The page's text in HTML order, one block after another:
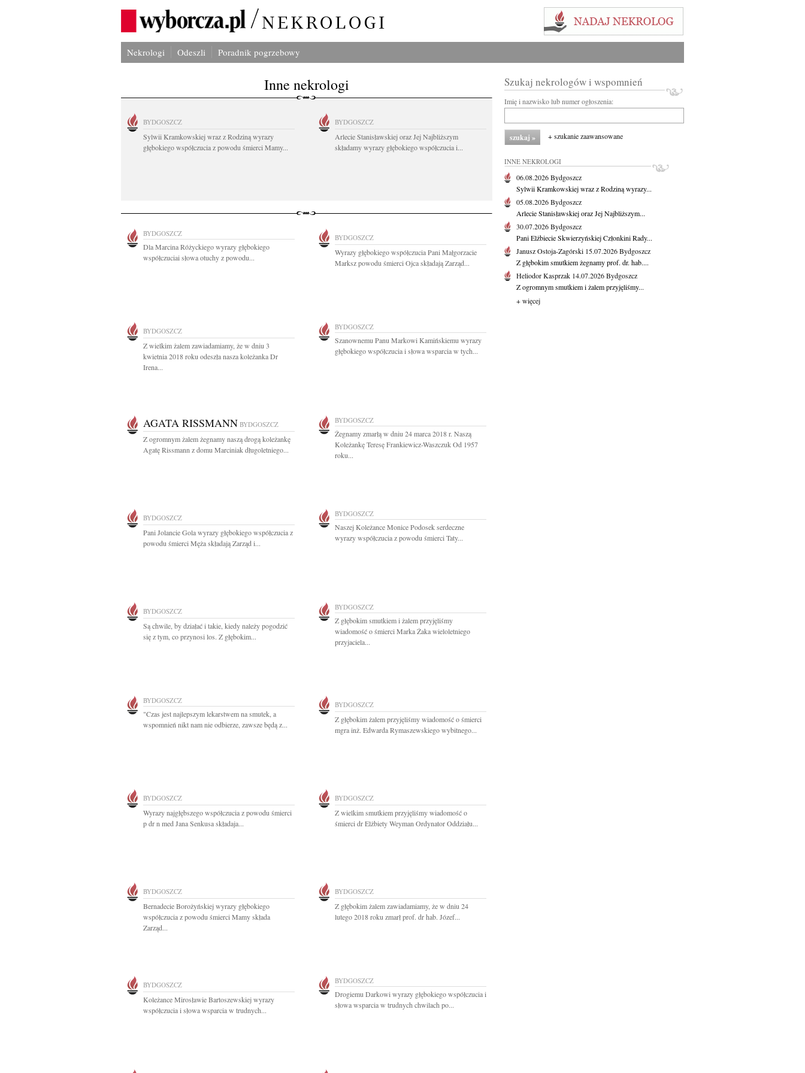
Nekrologi Odeszli Poradnik pogrzebowy
Inne nekrologi
BYDGOSZCZ
Sylwii Kramkowskiej wraz z Rodziną wyrazy
głębokiego współczucia z powodu śmierci Mamy...
BYDGOSZCZ
Arlecie Stanisławskiej oraz Jej Najbliższym
składamy wyrazy głębokiego współczucia i...
BYDGOSZCZ
Dla Marcina Różyckiego wyrazy głębokiego
współczuciai słowa otuchy z powodu...
BYDGOSZCZ
Wyrazy głębokiego współczucia Pani Małgorzacie
Marksz powodu śmierci Ojca składają Zarząd...
BYDGOSZCZ
Z wielkim żalem zawiadamiamy, że w dniu 3
kwietnia 2018 roku odeszła nasza koleżanka Dr
Irena...
BYDGOSZCZ
Szanownemu Panu Markowi Kamińskiemu wyrazy
głębokiego współczucia i słowa wsparcia w tych...
AGATA RISSMANN BYDGOSZCZ
Z ogromnym żalem żegnamy naszą drogą koleżankę
Agatę Rissmann z domu Marciniak długoletniego...
BYDGOSZCZ
Żegnamy zmarłą w dniu 24 marca 2018 r. Naszą
Koleżankę Teresę Frankiewicz-Waszczuk Od 1957
roku...
BYDGOSZCZ
Pani Jolancie Gola wyrazy głębokiego współczucia z
powodu śmierci Męża składają Zarząd i...
BYDGOSZCZ
Naszej Koleżance Monice Podosek serdeczne
wyrazy współczucia z powodu śmierci Taty...
BYDGOSZCZ
Są chwile, by działać i takie, kiedy należy pogodzić
się z tym, co przynosi los. Z głębokim...
BYDGOSZCZ
Z głębokim smutkiem i żalem przyjęliśmy
wiadomość o śmierci Marka Żaka wieloletniego
przyjaciela...
BYDGOSZCZ
"Czas jest najlepszym lekarstwem na smutek, a
wspomnień nikt nam nie odbierze, zawsze będą z...
BYDGOSZCZ
Z głębokim żalem przyjęliśmy wiadomość o śmierci
mgra inż. Edwarda Rymaszewskiego wybitnego...
BYDGOSZCZ
Wyrazy najgłębszego współczucia z powodu śmierci
p dr n med Jana Senkusa składaja...
BYDGOSZCZ
Z wielkim smutkiem przyjęliśmy wiadomość o
śmierci dr Elżbiety Weyman Ordynator Oddziału...
BYDGOSZCZ
Bernadecie Borożyńskiej wyrazy głębokiego
współczucia z powodu śmierci Mamy składa
Zarząd...
BYDGOSZCZ
Z głębokim żalem zawiadamiamy, że w dniu 24
lutego 2018 roku zmarł prof. dr hab. Józef...
BYDGOSZCZ
Koleżance Mirosławie Bartoszewskiej wyrazy
współczucia i słowa wsparcia w trudnych...
BYDGOSZCZ
Drogiemu Darkowi wyrazy głębokiego współczucia i
słowa wsparcia w trudnych chwilach po...
Szukaj nekrologów i wspomnień
Imię i nazwisko lub numer ogłoszenia:
+ szukanie zaawansowane
INNE NEKROLOGI
06.08.2026Bydgoszcz
Sylwii Kramkowskiej wraz z Rodziną wyrazy...
05.08.2026Bydgoszcz
Arlecie Stanisławskiej oraz Jej Najbliższym...
30.07.2026Bydgoszcz
Pani Elżbiecie Skwierzyńskiej Członkini Rady...
Janusz Ostoja-Zagórski 15.07.2026Bydgoszcz
Z głębokim smutkiem żegnamy prof. dr. hab....
Heliodor Kasprzak 14.07.2026Bydgoszcz
Z ogromnym smutkiem i żalem przyjęliśmy...
+ więcej